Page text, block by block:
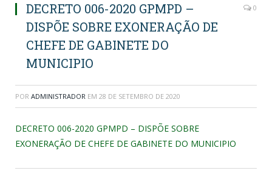
DECRETO 006-2020 GPMPD –
DISPÕE SOBRE EXONERAÇÃO DE
CHEFE DE GABINETE DO
MUNICIPIO
0
POR ADMINISTRADOR EM 28 DE SETEMBRO DE 2020
DECRETO 006-2020 GPMPD – DISPÕE SOBRE
EXONERAÇÃO DE CHEFE DE GABINETE DO MUNICIPIO